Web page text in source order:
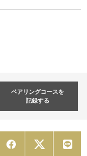
ペアリングコースを
記録する